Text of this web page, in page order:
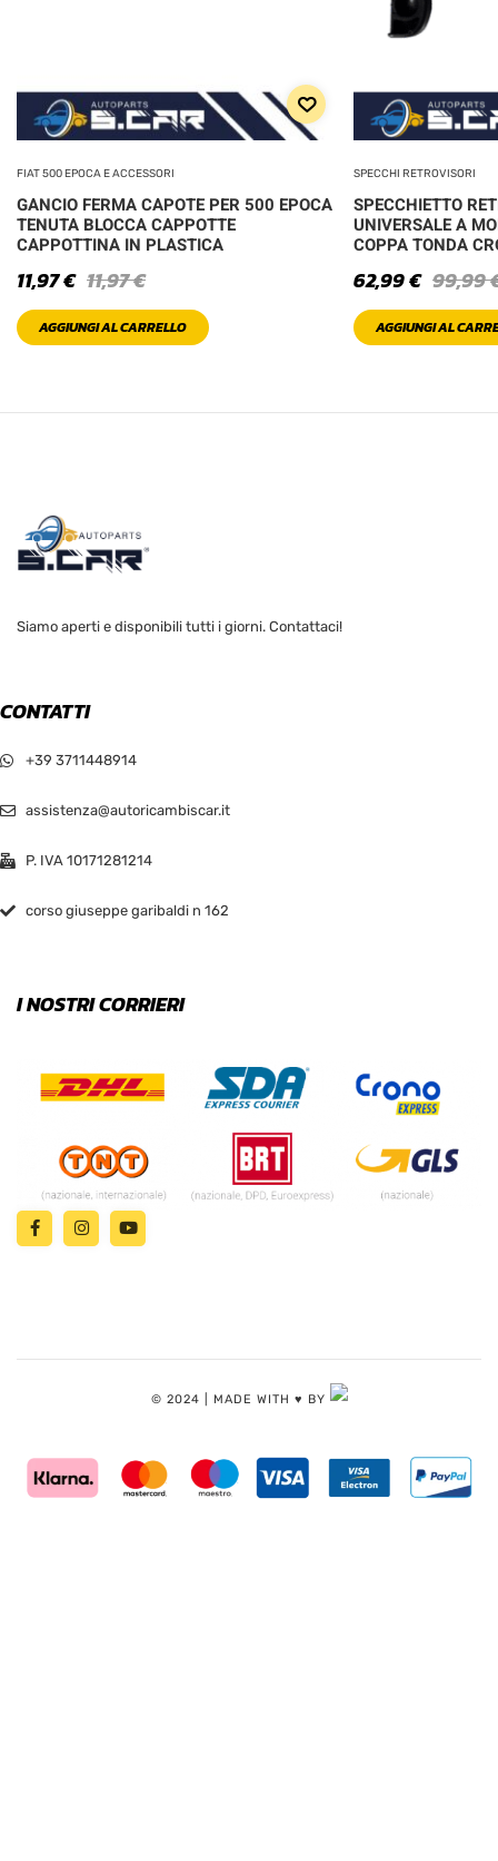
FIAT 500 EPOCA E ACCESSORI
GANCIO FERMA CAPOTE PER 500 EPOCA
TENUTA BLOCCA CAPPOTTE
CAPPOTTINA IN PLASTICA
11,97€
11,97€
AGGIUNGI AL CARRELLO
SPECCHI RETROVISORI
SPECCHIETTO
UNIVERSALE A
COPPA TONDA
99,99
62,99€
AGGIUNGI AL
Siamo aperti e disponibili tutti i giorni. Contattaci!
CONTATTI
+39 3711448914
assistenza@autoricambiscar.it
P. IVA 10171281214
corso giuseppe garibaldi n 162
I NOSTRI CORRIERI
© 2024 | MADE WITH ♥️ BY